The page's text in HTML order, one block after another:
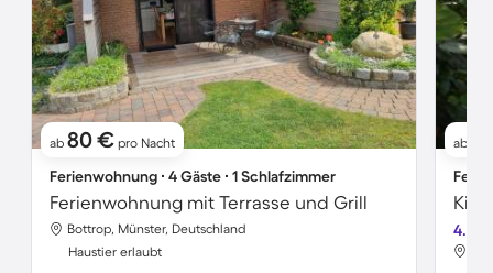
ab 80 € pro Nacht
Ferienwohnung ∙ 4 Gäste ∙ 1 Schlafzimmer
Ferienwohnung mit Terrasse und Grill
Bottrop, Münster, Deutschland
Haustier erlaubt
ab
4.3